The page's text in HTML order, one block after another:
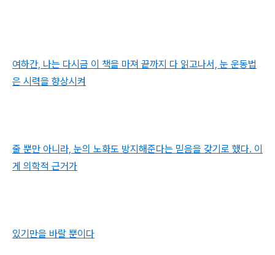
여하간, 나는 다시금 이 책을 마져 끝까지 다 읽고나서, 눈 운동법
은 시력을 향상시켜
줄 뿐만 아니라, 눈의 노화도 방지해준다는 믿음을 갖기로 했다. 이
게 의학적 근거가
있기만을 바랄 뿐이다